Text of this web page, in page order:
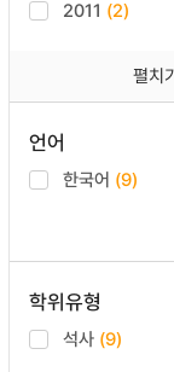
2011 (2)
펼치
언어
한국어 (9)
학위유형
석사 (9)